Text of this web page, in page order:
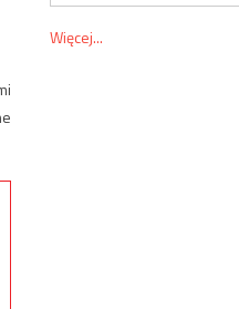
Więcej...